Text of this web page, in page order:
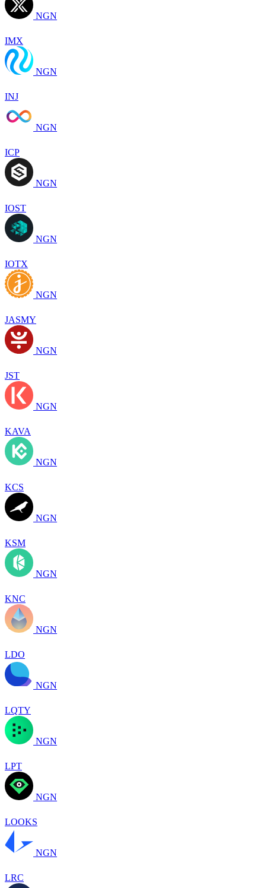
NGN
IMX
NGN
INJ
NGN
ICP
NGN
IOST
NGN
IOTX
NGN
JASMY
NGN
JST
NGN
KAVA
NGN
KCS
NGN
KSM
NGN
KNC
NGN
LDO
NGN
LQTY
NGN
LPT
NGN
LOOKS
NGN
LRC